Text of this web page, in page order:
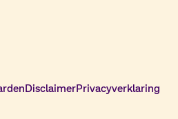
DisclaimerPrivacyverklaring